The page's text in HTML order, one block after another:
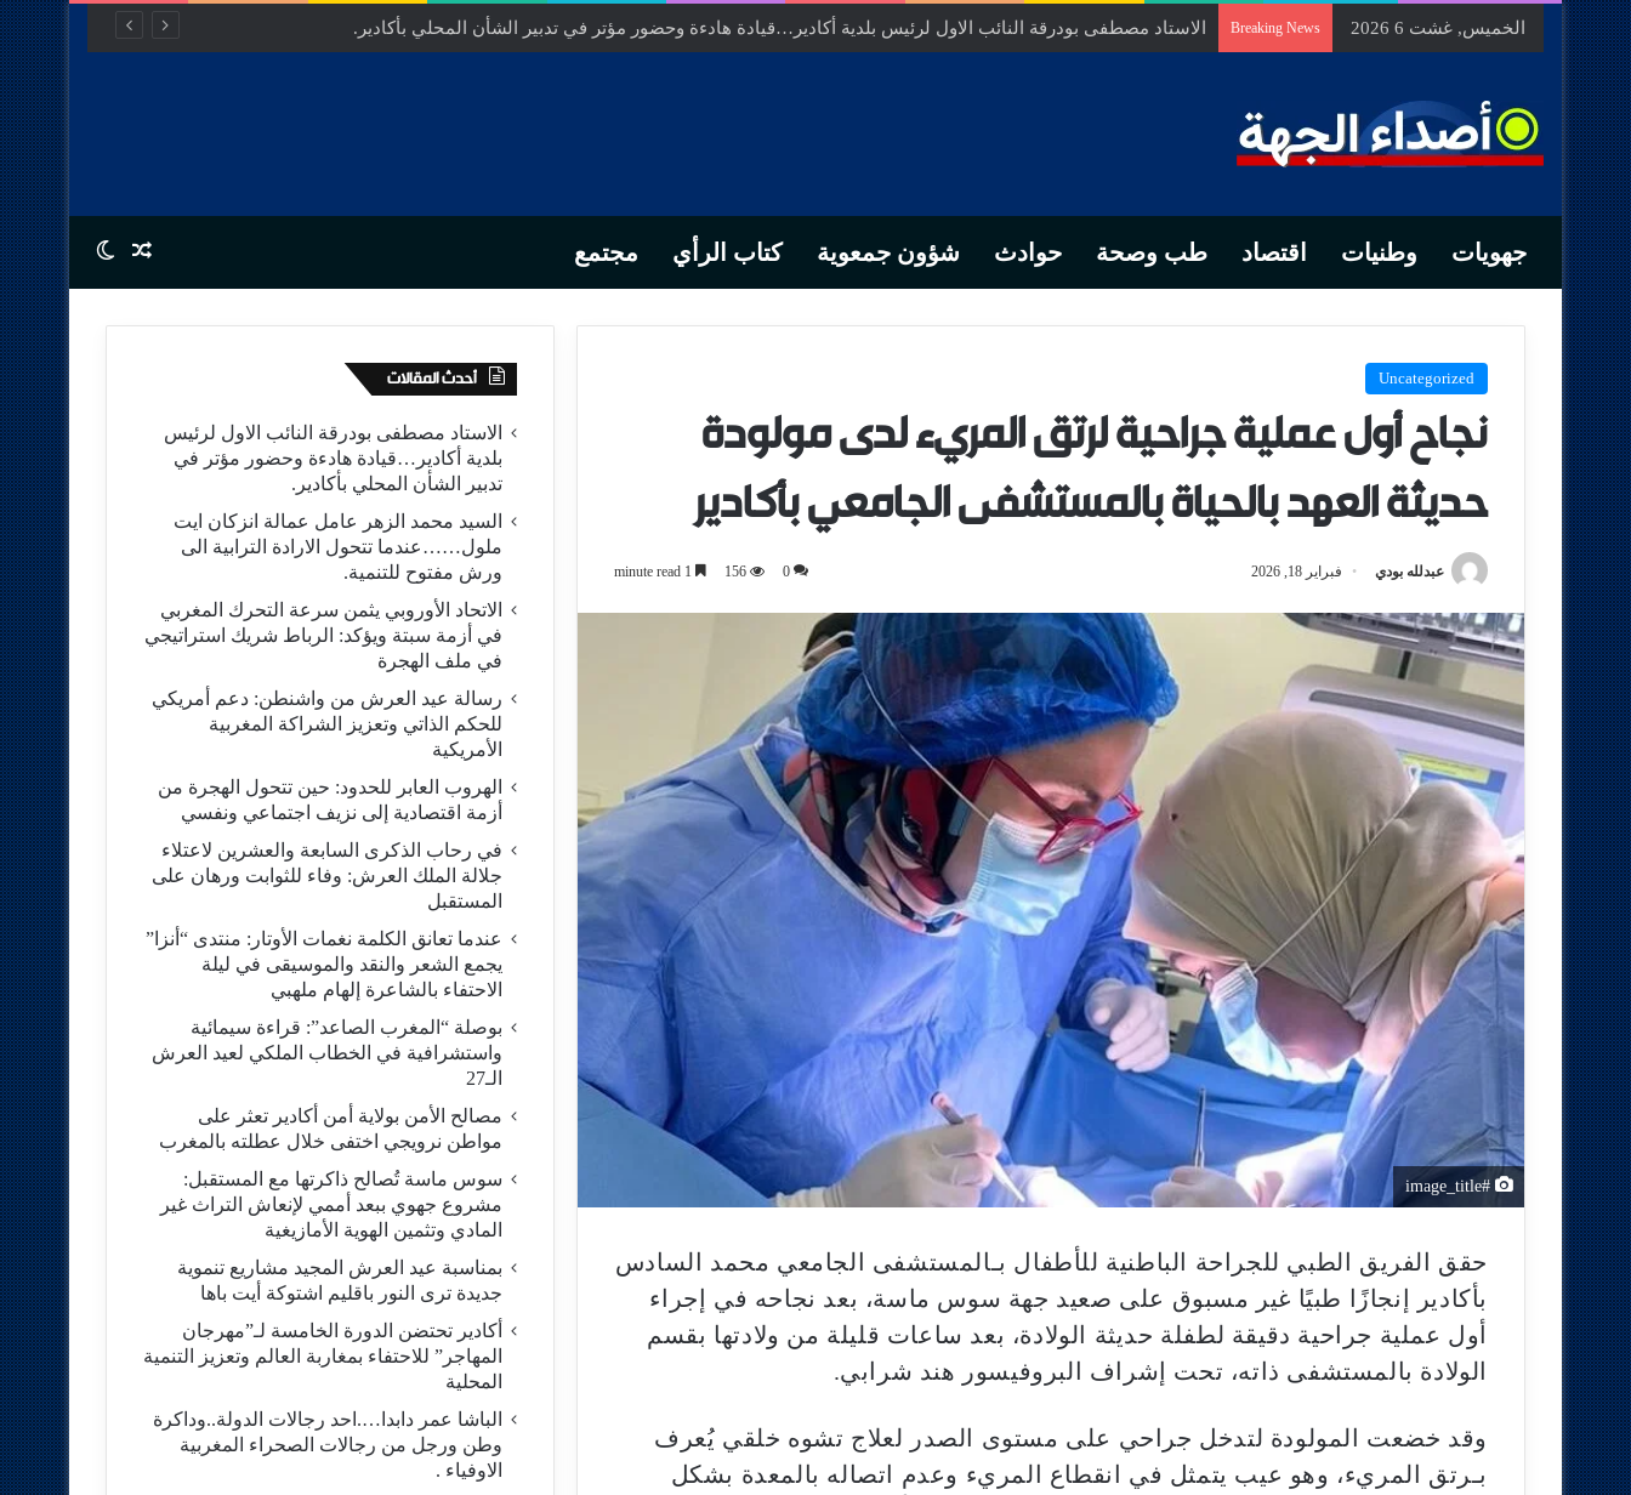
الخميس, غشت 6 2026 Breaking News السيد محمد الزهر عامل عمالة انزكان ايت ملول……عندما تتحول الارادة الترابية الى ورش مفتوح للتنمية.
جهويات وطنيات اقتصاد طب وصحة حوادث شؤون جمعوية كتاب الرأي مجتمع Random Article
Switch skin
Uncategorized
نجاح أول عملية جراحية لرتق المريء لدى مولودة
حديثة العهد بالحياة بالمستشفى الجامعي بأكادير
عبدلله بودي فبراير 18, 2026 0
156
#image_title
حقق الفريق الطبي للجراحة الباطنية للأطفال بـالمستشفى الجامعي محمد السادس
بأكادير إنجازًا طبيًا غير مسبوق على صعيد جهة سوس ماسة، بعد نجاحه في إجراء
أول عملية جراحية دقيقة لطفلة حديثة الولادة، بعد ساعات قليلة من ولادتها بقسم
الولادة بالمستشفى ذاته، تحت إشراف البروفيسور هند شرابي.
وقد خضعت المولودة لتدخل جراحي على مستوى الصدر لعلاج تشوه خلقي يُعرف
بـرتق المريء، وهو عيب يتمثل في انقطاع المريء وعدم اتصاله بالمعدة بشكل
أحدث المقالات
الاستاد مصطفى بودرقة النائب الاول لرئيس
بلدية أكادير…قيادة هادءة وحضور مؤتر في
تدبير الشأن المحلي بأكادير.
السيد محمد الزهر عامل عمالة انزكان ايت
ملول……عندما تتحول الارادة الترابية الى
ورش مفتوح للتنمية.
الاتحاد الأوروبي يثمن سرعة التحرك المغربي
في أزمة سبتة ويؤكد: الرباط شريك استراتيجي
في ملف الهجرة
رسالة عيد العرش من واشنطن: دعم أمريكي
للحكم الذاتي وتعزيز الشراكة المغربية
الأمريكية
​الهروب العابر للحدود: حين تتحول الهجرة من
أزمة اقتصادية إلى نزيف اجتماعي ونفسي
في رحاب الذكرى السابعة والعشرين لاعتلاء
جلالة الملك العرش: وفاء للثوابت ورهان على
المستقبل
​عندما تعانق الكلمة نغمات الأوتار: منتدى “أنزا”
يجمع الشعر والنقد والموسيقى في ليلة
الاحتفاء بالشاعرة إلهام ملهبي
بوصلة “المغرب الصاعد”: قراءة سيمائية
واستشرافية في الخطاب الملكي لعيد العرش
الـ27
مصالح الأمن بولاية أمن أكادير تعثر على
مواطن نرويجي اختفى خلال عطلته بالمغرب
سوس ماسة تُصالح ذاكرتها مع المستقبل:
مشروع جهوي ببعد أممي لإنعاش التراث غير
المادي وتثمين الهوية الأمازيغية
بمناسبة عيد العرش المجيد مشاريع تنموية
جديدة ترى النور باقليم اشتوكة أيت باها
أكادير تحتضن الدورة الخامسة لـ”مهرجان
المهاجر” للاحتفاء بمغاربة العالم وتعزيز التنمية
المحلية
الباشا عمر دابدا….احد رجالات الدولة..وداكرة
وطن ورجل من رجالات الصحراء المغربية
الاوفياء .